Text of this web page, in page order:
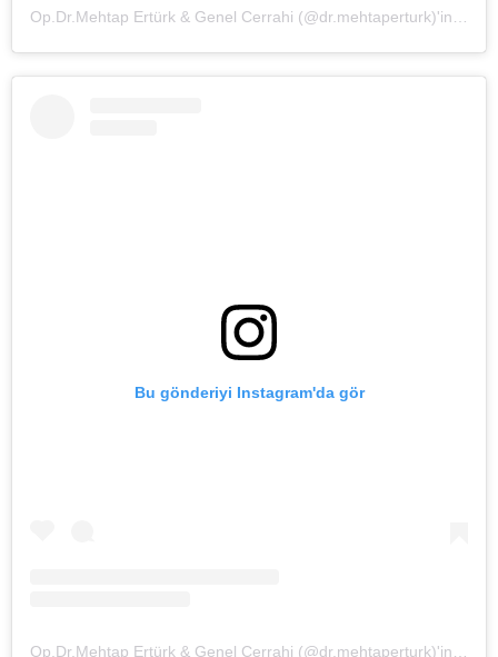
Bu gönderiyi Instagram'da gör
Op.Dr.Mehtap Ertürk & Genel Cerrahi (@dr.mehtaperturk)'in paylaştığı bir gönderi